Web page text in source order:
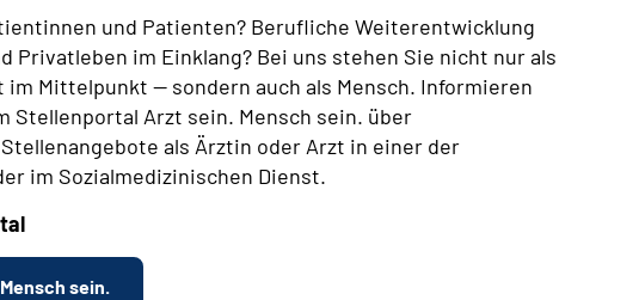
und Patienten? Berufliche Weiterentwicklung
Privatleben im Einklang? Bei uns stehen Sie nicht nur als
im Mittelpunkt — sondern auch als Mensch. Informieren
Stellenportal Arzt sein. Mensch sein. über
als Ärztin oder Arzt in einer der
im Sozialmedizinischen Dienst.
sein.